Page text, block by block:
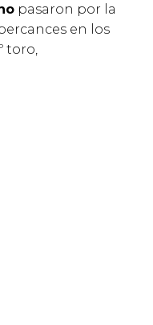
pasaron por la
en los
toro,